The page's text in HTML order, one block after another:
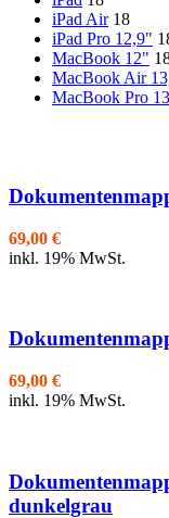
iPad Air 18
iPad Pro 12,9"
MacBook 12"
MacBook Air
MacBook Pro
69,00 €
inkl. 19% MwSt.
69,00 €
inkl. 19% MwSt.
dunkelgrau